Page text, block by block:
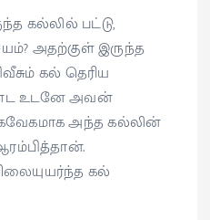
கல்லில் பட்டு,
அதற்குள் இருந்த
கல் தெரிய
உடனே அவன்
அந்த கல்லின்
கல்